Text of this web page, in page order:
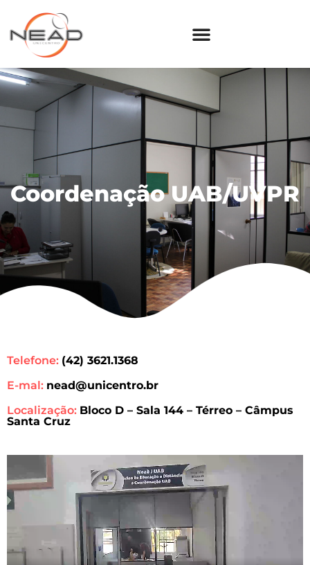
Coordenação UAB/UVPR
Telefone: (42) 3621.1368
E-mal: nead@unicentro.br
Localização: Bloco D – Sala 144 – Térreo – Câmpus
Santa Cruz